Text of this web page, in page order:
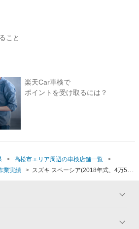
こと
楽天Car車検で
ポイントを受け取るには？
高松市エリア周辺の車検店舗一覧
業実績
スズキ スペーシア(2018年式、4万5千～